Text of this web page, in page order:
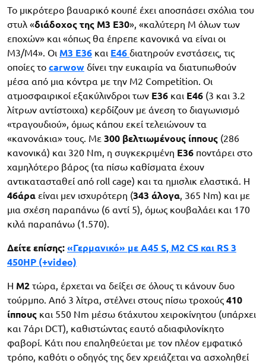
Το μικρότερο βαυαρικό κουπέ έχει αποσπάσει σχόλια του
στυλ «διάδοχος της M3 E30», «καλύτερη M όλων των
εποχών» και «όπως θα έπρεπε κανονικά να είναι οι
M3/M4». Οι M3 E36 και E46 διατηρούν ενστάσεις, τις
οποίες το carwow δίνει την ευκαιρία να διατυπωθούν
μέσα από μια κόντρα με την M2 Competition. Οι
ατμοσφαιρικοί εξακύλινδροι των Ε36 και Ε46 (3 και 3.2
λίτρων αντίστοιχα) κερδίζουν με άνεση το διαγωνισμό
«τραγουδιού», όμως κάπου εκεί τελειώνουν τα
«κανονάκια» τους. Με 300 βελτιωμένους ίππους (286
κανονικά) και 320 Nm, η συγκεκριμένη E36 ποντάρει στο
χαμηλότερο βάρος (τα πίσω καθίσματα έχουν
αντικατασταθεί από roll cage) και τα ημισλικ ελαστικά. Η
46άρα είναι μεν ισχυρότερη (343 άλογα, 365 Nm) και με
μια σχέση παραπάνω (6 αντί 5), όμως κουβαλάει και 170
κιλά παραπάνω (1.570).
Δείτε επίσης: «Γερμανικό» με A45 S, M2 CS και RS 3
450HP (+video)
Η M2 τώρα, έρχεται να δείξει σε όλους τι κάνουν δυο
τούρμπο. Από 3 λίτρα, στέλνει στους πίσω τροχούς 410
ίππους και 550 Nm μέσω 6τάχυτου χειροκίνητου (υπάρχει
και 7άρι DCT), καθιστώντας εαυτό αδιαφιλονίκητο
φαβορί. Κάτι που επαληθεύεται με τον πλέον εμφατικό
τρόπο, καθότι ο οδηγός της δεν χρειάζεται να ασχοληθεί